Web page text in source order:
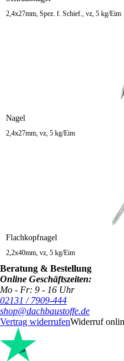
2,4x27mm, Spez. f. Schief., vz, 5 kg/Eim
Nagel
2,4x27mm, vz, 5 kg/Eim
Flachkopfnagel
2,2x40mm, vz, 5 kg/Eim
Beratung & Bestellung
Online Geschäftszeiten:
Mo - Fr: 9 - 16 Uhr
02131 / 7909-444
shop@dachbaustoffe.de
Vertrag widerrufenWiderruf